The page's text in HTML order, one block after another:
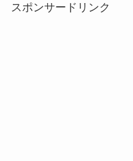
スポンサードリンク